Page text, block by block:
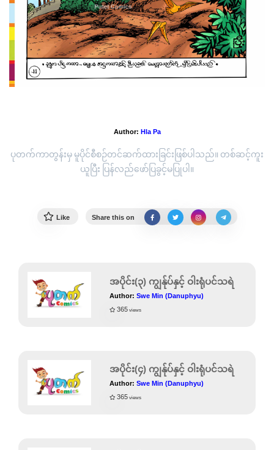
Author: Hla Pa
ပုတက်ကာတွန်းမှ မူပိုင်စီစဉ်တင်ဆက်ထားခြင်းဖြစ်ပါသည်။ တစ်ဆင့်ကူး
ယူပြီး ပြန်လည်ဖော်ပြခွင့်မပြုပါ။
Like Share this on
အပိုင်း(၃) ကျွန်ုပ်နှင့် ဝါးရုံပင်သရဲ
Author: Swe Min (Danuphyu)
365 views
အပိုင်း(၄) ကျွန်ုပ်နှင့် ဝါးရုံပင်သရဲ
Author: Swe Min (Danuphyu)
365 views